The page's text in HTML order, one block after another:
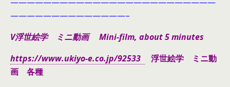
——————————————–
V浮世絵学 ミニ動画 Mini-film, about 5 minutes
https://www.ukiyo-e.co.jp/92533
浮世絵学 ミニ動
画 各種